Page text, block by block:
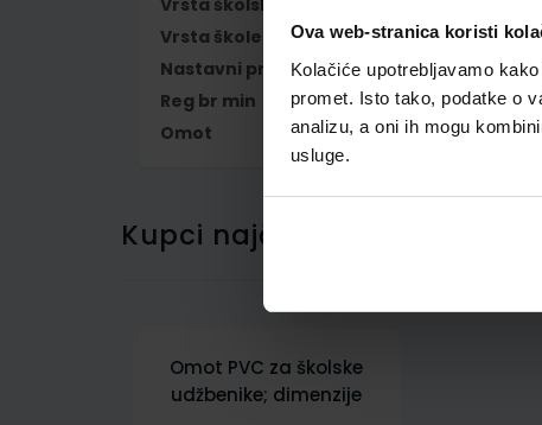
Ova web-stranica koristi
Kolačiće upotrebljavamo
promet. Isto tako, podatke o
analizu, a oni ih mogu
usluge.
Vrsta školske knjige
Vrsta škole
1 OSNOVNA
Nastavni predmet
PRIRODA I
Reg br min
7035-DOM
Omot
500239
Kupci najčešće biraju..
Omot PVC za školske
udžbenike; dimenzije